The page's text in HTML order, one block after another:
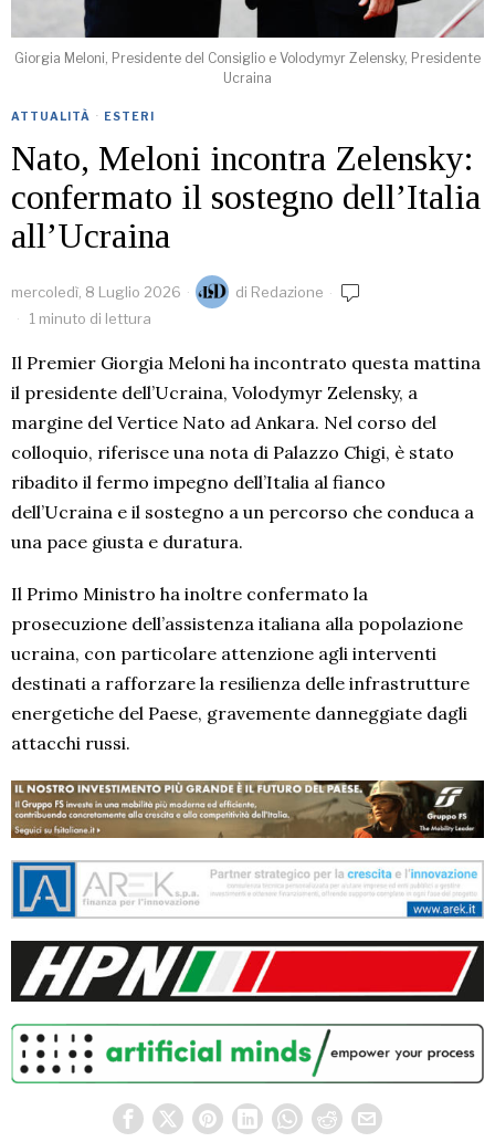
Giorgia Meloni, Presidente del Consiglio e Volodymyr Zelensky, Presidente
Ucraina
ATTUALITÀ · ESTERI
Nato, Meloni incontra Zelensky:
confermato il sostegno dell’Italia
all’Ucraina
mercoledì, 8 Luglio 2026 di Redazione
1 minuto di lettura
Il Premier Giorgia Meloni ha incontrato questa mattina
il presidente dell’Ucraina, Volodymyr Zelensky, a
margine del Vertice Nato ad Ankara. Nel corso del
colloquio, riferisce una nota di Palazzo Chigi, è stato
ribadito il fermo impegno dell’Italia al fianco
dell’Ucraina e il sostegno a un percorso che conduca a
una pace giusta e duratura.
Il Primo Ministro ha inoltre confermato la
prosecuzione dell’assistenza italiana alla popolazione
ucraina, con particolare attenzione agli interventi
destinati a rafforzare la resilienza delle infrastrutture
energetiche del Paese, gravemente danneggiate dagli
attacchi russi.